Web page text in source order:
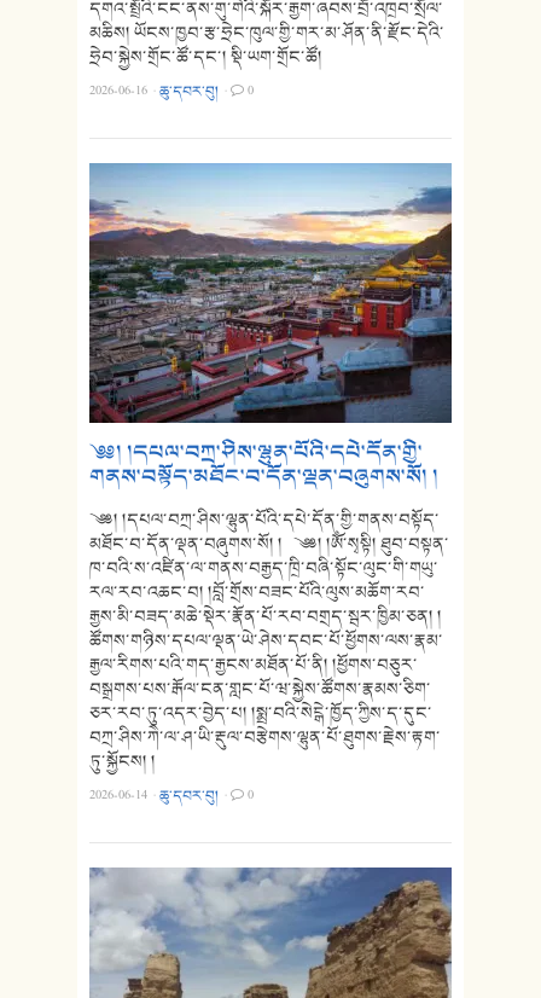
དགའ་སྤྲོའི་ངང་ནས་གུ་གེའི་སྐོར་རྒྱག་ཞབས་བྲོ་འཁྲབ་སྲོལ་
མཆིས། ཡོངས་ཁྱབ་རྩ་ཧྲེང་ཁུལ་གྱི་གར་མ་ཤོན་ནི་རྫོང་དེའི་
ཧྲེབ་སྐྱེས་གྲོང་ཚོ་དང་། སྡི་ཡག་གྲོང་ཚོ།
2026-06-16 ·ཆུ་དབར་བུ། · 0
༄༅། །དཔལ་བཀྲ་ཤིས་ལྷུན་པོའི་དཔེ་དོན་གྱི་
གནས་བསྟོད་མཐོང་བ་དོན་ལྡན་བཞུགས་སོ། །
༄༅། །དཔལ་བཀྲ་ཤིས་ལྷུན་པོའི་དཔེ་དོན་གྱི་གནས་བསྟོད་
མཐོང་བ་དོན་ལྡན་བཞུགས་སོ། ། ༄༅། །ཨོཾ་སྭསྟི། ཐུབ་བསྟན་
ཁ་བའི་ས་འཛིན་ལ་གནས་བརྒྱད་ཁྲི་བཞི་སྟོང་ལུང་གི་གཡུ་
རལ་རབ་འཆང་བ། །བློ་གྲོས་བཟང་པོའི་ལུས་མཆོག་རབ་
རྒྱས་མི་བཟད་མཆེ་སྡེར་རྣོན་པོ་རབ་བགྲད་སྦར་ཁྱིམ་ཅན། །
ཚོགས་གཉིས་དཔལ་ལྡན་ཡེ་ཤེས་དབང་པོ་ཕྱོགས་ལས་རྣམ་
རྒྱལ་རིགས་པའི་གད་རྒྱངས་མཐོན་པོ་ནི། །ཕྱོགས་བཅུར་
བསྒྲགས་པས་རྒོལ་ངན་གླང་པོ་ཝ་སྐྱེས་ཚོགས་རྣམས་ཅིག་
ཅར་རབ་ཏུ་འདར་བྱེད་པ། །སྨྲ་བའི་སེངྒེ་ཁྱོད་ཀྱིས་ད་དུང་
བཀྲ་ཤིས་ཀཻ་ལ་ཤ་ཡི་རྡུལ་བརྩེགས་ལྷུན་པོ་ཐུགས་རྗེས་རྟག་
ཏུ་སྐྱོངས། །
2026-06-14 ·ཆུ་དབར་བུ། · 0